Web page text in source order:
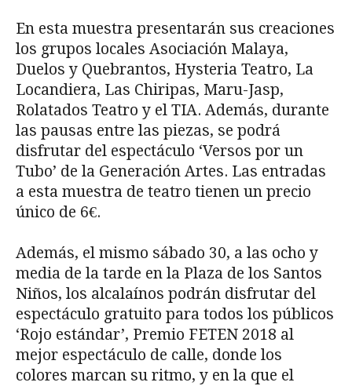
En esta muestra presentarán sus creaciones
los grupos locales Asociación Malaya,
Duelos y Quebrantos, Hysteria Teatro, La
Locandiera, Las Chiripas, Maru-Jasp,
Rolatados Teatro y el TIA. Además, durante
las pausas entre las piezas, se podrá
disfrutar del espectáculo ‘Versos por un
Tubo’ de la Generación Artes. Las entradas
a esta muestra de teatro tienen un precio
único de 6€.
Además, el mismo sábado 30, a las ocho y
media de la tarde en la Plaza de los Santos
Niños, los alcalaínos podrán disfrutar del
espectáculo gratuito para todos los públicos
‘Rojo estándar’, Premio FETEN 2018 al
mejor espectáculo de calle, donde los
colores marcan su ritmo, y en la que el